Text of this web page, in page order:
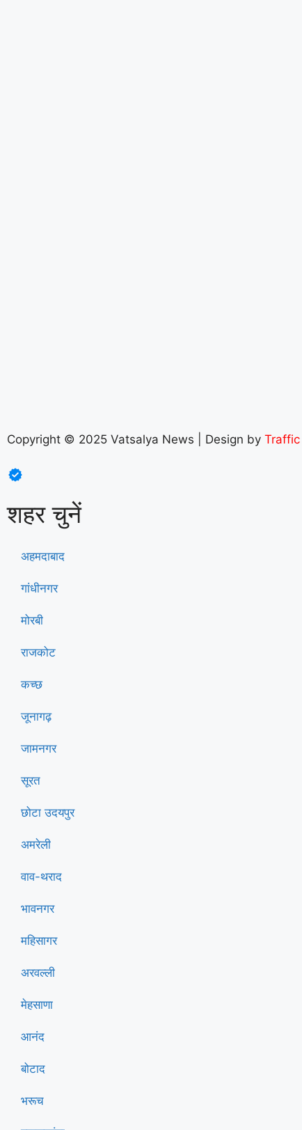
Copyright © 2025 Vatsalya News | Design by Traffic
शहर चुनें
अहमदाबाद
गांधीनगर
मोरबी
राजकोट
कच्छ
जूनागढ़
जामनगर
सूरत
छोटा उदयपुर
अमरेली
वाव-थराद
भावनगर
महिसागर
अरवल्ली
मेहसाणा
आनंद
बोटाद
भरूच